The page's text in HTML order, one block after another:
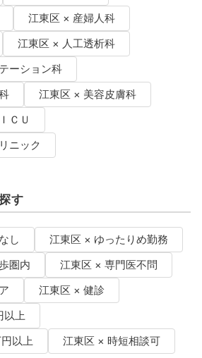
江東区 × 産婦人科
江東区 × 人工透析科
ーション科
江東区 × 美容皮膚科
ＣＵ
ニック
す
し
江東区 × ゆったりめ勤務
圏内
江東区 × 専門医不問
江東区 × 健診
以上
以上
江東区 × 時短相談可